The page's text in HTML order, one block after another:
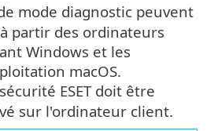
mode diagnostic peuvent
partir des ordinateurs
Windows et les
macOS.
ESET doit être
sur l'ordinateur client.